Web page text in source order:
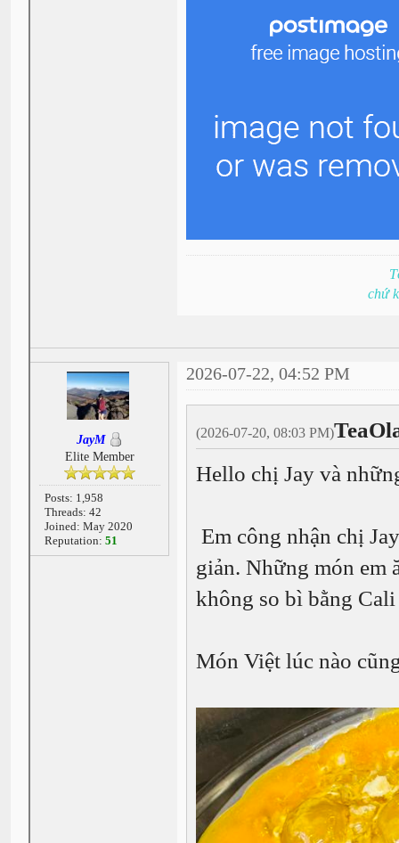
chứ
JayM
Elite Member
Posts: 1,958
Threads: 42
Joined: May 2020
Reputation: 51
2026-07-22, 04:52 PM
(2026-07-20, 08:03 PM)
Hello chị Jay và
Em công nhận chị
giản. Những món em
không so bì bằng
Món Việt lúc nào